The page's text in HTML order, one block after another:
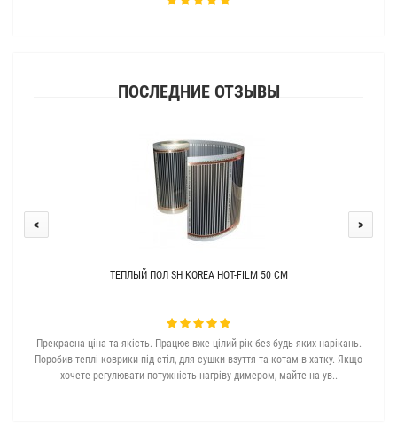
ПОСЛЕДНИЕ ОТЗЫВЫ
ТЕПЛЫЙ ПОЛ SH KOREA HOT-FILM 50 СМ
Прекрасна ціна та якість. Працює вже цілий рік без будь яких нарікань.
Поробив теплі коврики під стіл, для сушки взуття та котам в хатку. Якщо
хочете регулювати потужність нагріву димером, майте на ув..
< >